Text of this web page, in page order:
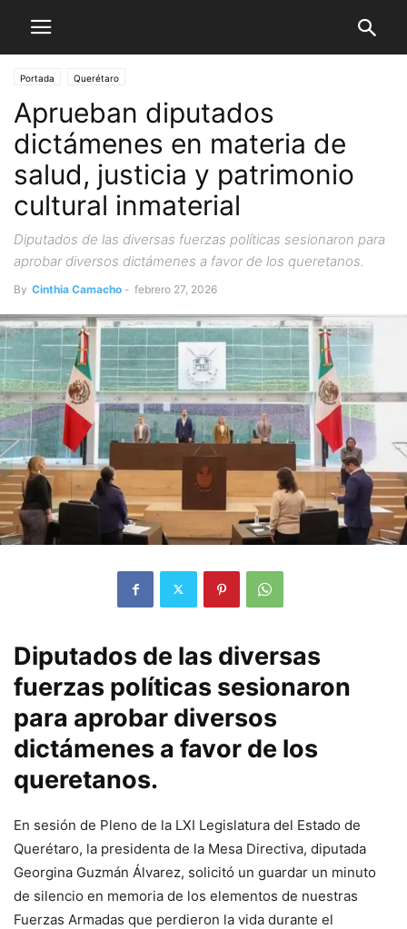
Portada Querétaro
Aprueban diputados
dictámenes en materia de
salud, justicia y patrimonio
cultural inmaterial
Diputados de las diversas fuerzas políticas sesionaron para
aprobar diversos dictámenes a favor de los queretanos.
By Cinthia Camacho - febrero 27, 2026
Diputados de las diversas
fuerzas políticas sesionaron
para aprobar diversos
dictámenes a favor de los
queretanos.
En sesión de Pleno de la LXI Legislatura del Estado de
Querétaro, la presidenta de la Mesa Directiva, diputada
Georgina Guzmán Álvarez, solicitó un guardar un minuto
de silencio en memoria de los elementos de nuestras
Fuerzas Armadas que perdieron la vida durante el